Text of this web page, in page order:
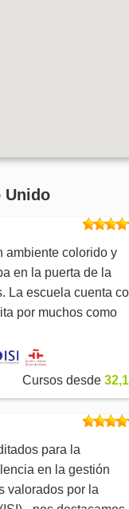
Unido
ambiente colorido y
en la puerta de la
La escuela cuenta
por muchos como
Cursos desde
para la
en la gestión
valorados por la